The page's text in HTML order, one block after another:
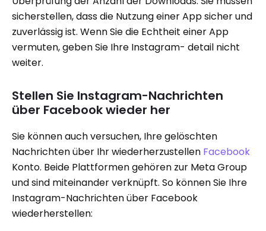
sicherstellen, dass die Nutzung einer App sicher und
zuverlässig ist. Wenn Sie die Echtheit einer App
vermuten, geben Sie Ihre Instagram- detail nicht
weiter.
Stellen Sie Instagram-Nachrichten
über Facebook wieder her
Sie können auch versuchen, Ihre gelöschten
Nachrichten über Ihr wiederherzustellen Facebook
Konto. Beide Plattformen gehören zur Meta Group
und sind miteinander verknüpft. So können Sie Ihre
Instagram-Nachrichten über Facebook
wiederherstellen: